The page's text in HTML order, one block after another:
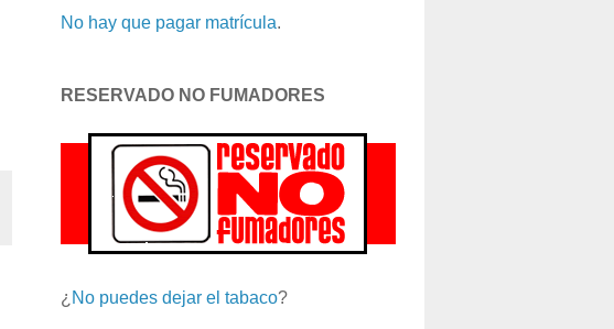
No hay que pagar matrícula.
RESERVADO NO FUMADORES
¿ No puedes dejar el tabaco?